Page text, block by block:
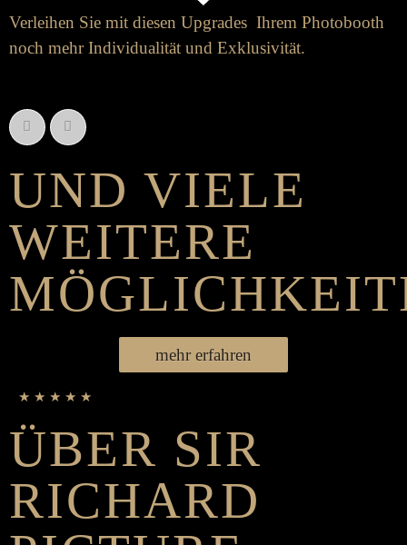
Ver­leihen Sie mit diesen Up­grades Ihrem Photo­­booth
noch mehr Individualität und Ex­klusivität.
UND VIELE
WEITERE
mehr erfahren
★ ★ ★ ★ ★
ÜBER SIR
RICHARD